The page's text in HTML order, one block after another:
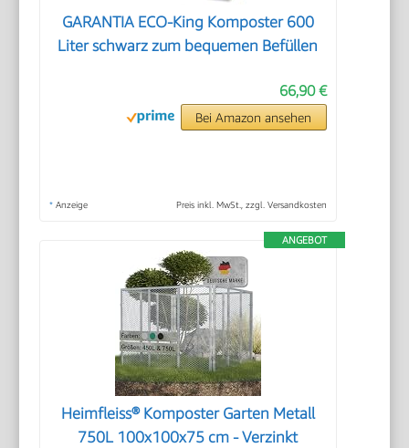
GARANTIA ECO-King Komposter 600
Liter schwarz zum bequemen Befüllen
66,90 €
Bei Amazon ansehen
* Anzeige Preis inkl. MwSt., zzgl. Versandkosten
ANGEBOT
Heimfleiss® Komposter Garten Metall
750L 100x100x75 cm - Verzinkt